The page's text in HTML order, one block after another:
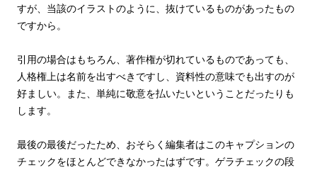
すが、当該のイラストのように、抜けているものがあったもの
ですから。
引用の場合はもちろん、著作権が切れているものであっても、
人格権上は名前を出すべきですし、資料性の意味でも出すのが
好ましい。また、単純に敬意を払いたいということだったりも
します。
最後の最後だったため、おそらく編集者はこのキャプションの
チェックをほとんどできなかったはずです。ゲラチェックの段